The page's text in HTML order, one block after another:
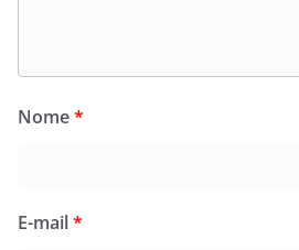
Nome*
E-mail*